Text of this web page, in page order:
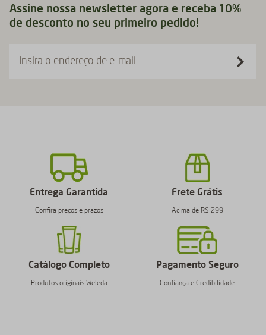
Assine nossa newsletter agora e receba 10%
de desconto no seu primeiro pedido!
Insira o endereço de e-mail
Entrega Garantida
Confira preços e prazos
Frete Grátis
Acima de R$ 299
Catálogo Completo
Produtos originais Weleda
Pagamento Seguro
Confiança e Credibilidade